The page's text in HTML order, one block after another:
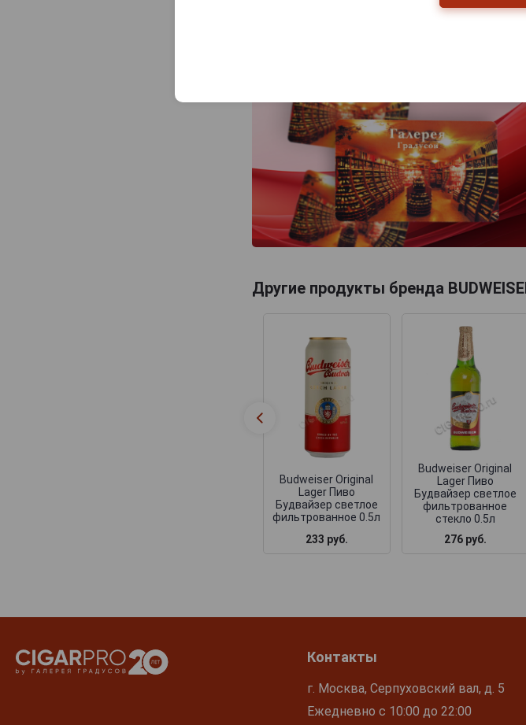
Другие продукты бренда
Budweiser Original
Lager Пиво
Будвайзер светлое
фильтрованное 0.5л
233 руб.
Budweiser Original
Lager Пиво
Будвайзер светлое
фильтрованное
стекло 0.5л
276 руб.
Контакты
г. Москва, Серпуховский вал, д. 5
Ежедневно с 10:00 до 22:00